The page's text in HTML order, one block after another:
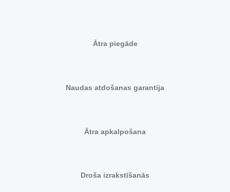
Ātra piegāde
Naudas atdošanas garantija
Ātra apkalpošana
Droša izrakstīšanās